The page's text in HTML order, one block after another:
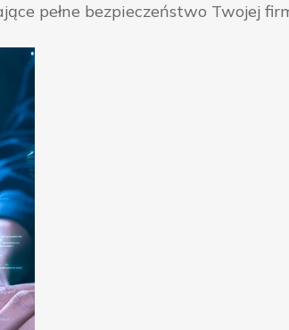
pełne bezpieczeństwo Twojej